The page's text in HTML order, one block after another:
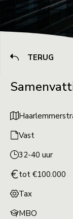
TERUG
Vast
32-40 uur
tot €100.000
Tax
MBO